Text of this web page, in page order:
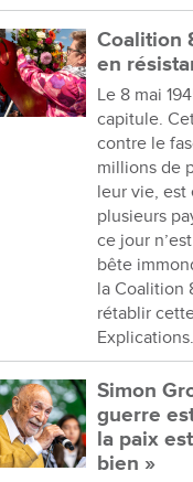
Coalition
en
Le 8 mai
capitule.
contre le
millions de
leur vie, est
plusieurs
ce jour
bête
la Coalition
rétablir
Explications.
Simon
guerre
la paix
bien »